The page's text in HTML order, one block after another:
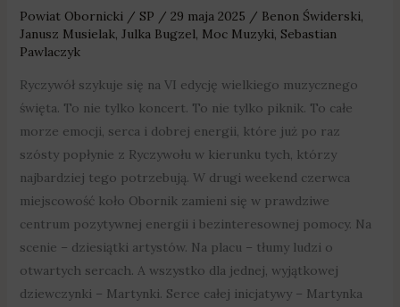
Powiat Obornicki/ SP / 29 maja 2025 / Benon Świderski,
Janusz Musielak, Julka Bugzel, Moc Muzyki, Sebastian
Pawlaczyk
Ryczywół szykuje się na VI edycję wielkiego muzycznego
święta. To nie tylko koncert. To nie tylko piknik. To całe
morze emocji, serca i dobrej energii, które już po raz
szósty popłynie z Ryczywołu w kierunku tych, którzy
najbardziej tego potrzebują. W drugi weekend czerwca
miejscowość koło Obornik zamieni się w prawdziwe
centrum pozytywnej energii i bezinteresownej pomocy. Na
scenie – dziesiątki artystów. Na placu – tłumy ludzi o
otwartych sercach. A wszystko dla jednej, wyjątkowej
dziewczynki – Martynki. Serce całej inicjatywy – Martynka